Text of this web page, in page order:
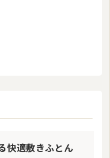
快適敷きふとん